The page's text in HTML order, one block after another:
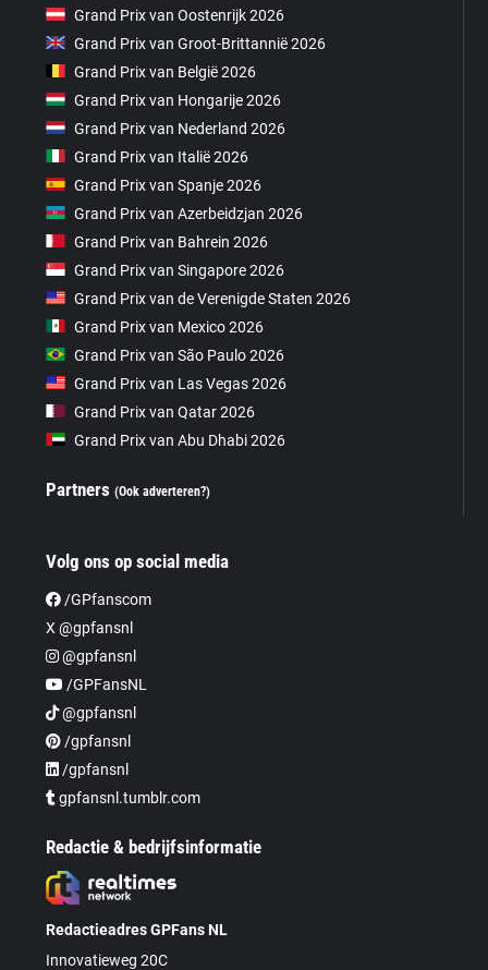
Grand Prix van Oostenrijk 2026
Grand Prix van Groot-Brittannië 2026
Grand Prix van België 2026
Grand Prix van Hongarije 2026
Grand Prix van Nederland 2026
Grand Prix van Italië 2026
Grand Prix van Spanje 2026
Grand Prix van Azerbeidzjan 2026
Grand Prix van Bahrein 2026
Grand Prix van Singapore 2026
Grand Prix van de Verenigde Staten 2026
Grand Prix van Mexico 2026
Grand Prix van São Paulo 2026
Grand Prix van Las Vegas 2026
Grand Prix van Qatar 2026
Grand Prix van Abu Dhabi 2026
Partners(Ook adverteren?)
Volg ons op social media
/GPfanscom
X @gpfansnl
@gpfansnl
/GPFansNL
@gpfansnl
/gpfansnl
/gpfansnl
gpfansnl.tumblr.com
Redactie & bedrijfsinformatie
Redactieadres GPFans NL
Innovatieweg 20C